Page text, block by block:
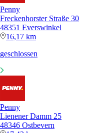
Penny
Freckenhorster Straße 30
48351 Everswinkel
16,17 km
geschlossen
Penny
Lienener Damm 25
48346 Ostbevern